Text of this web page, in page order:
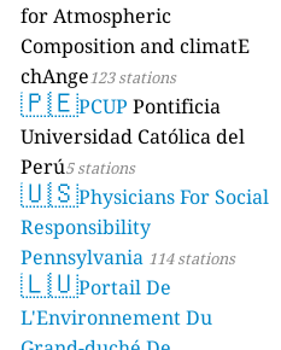
for Atmospheric
Composition and climatE
chAnge123 stations
🇵🇪PCUP Pontificia
Universidad Católica del
Perú5 stations
🇺🇸Physicians For Social
Responsibility
Pennsylvania 114 stations
🇱🇺Portail De
L'Environnement Du